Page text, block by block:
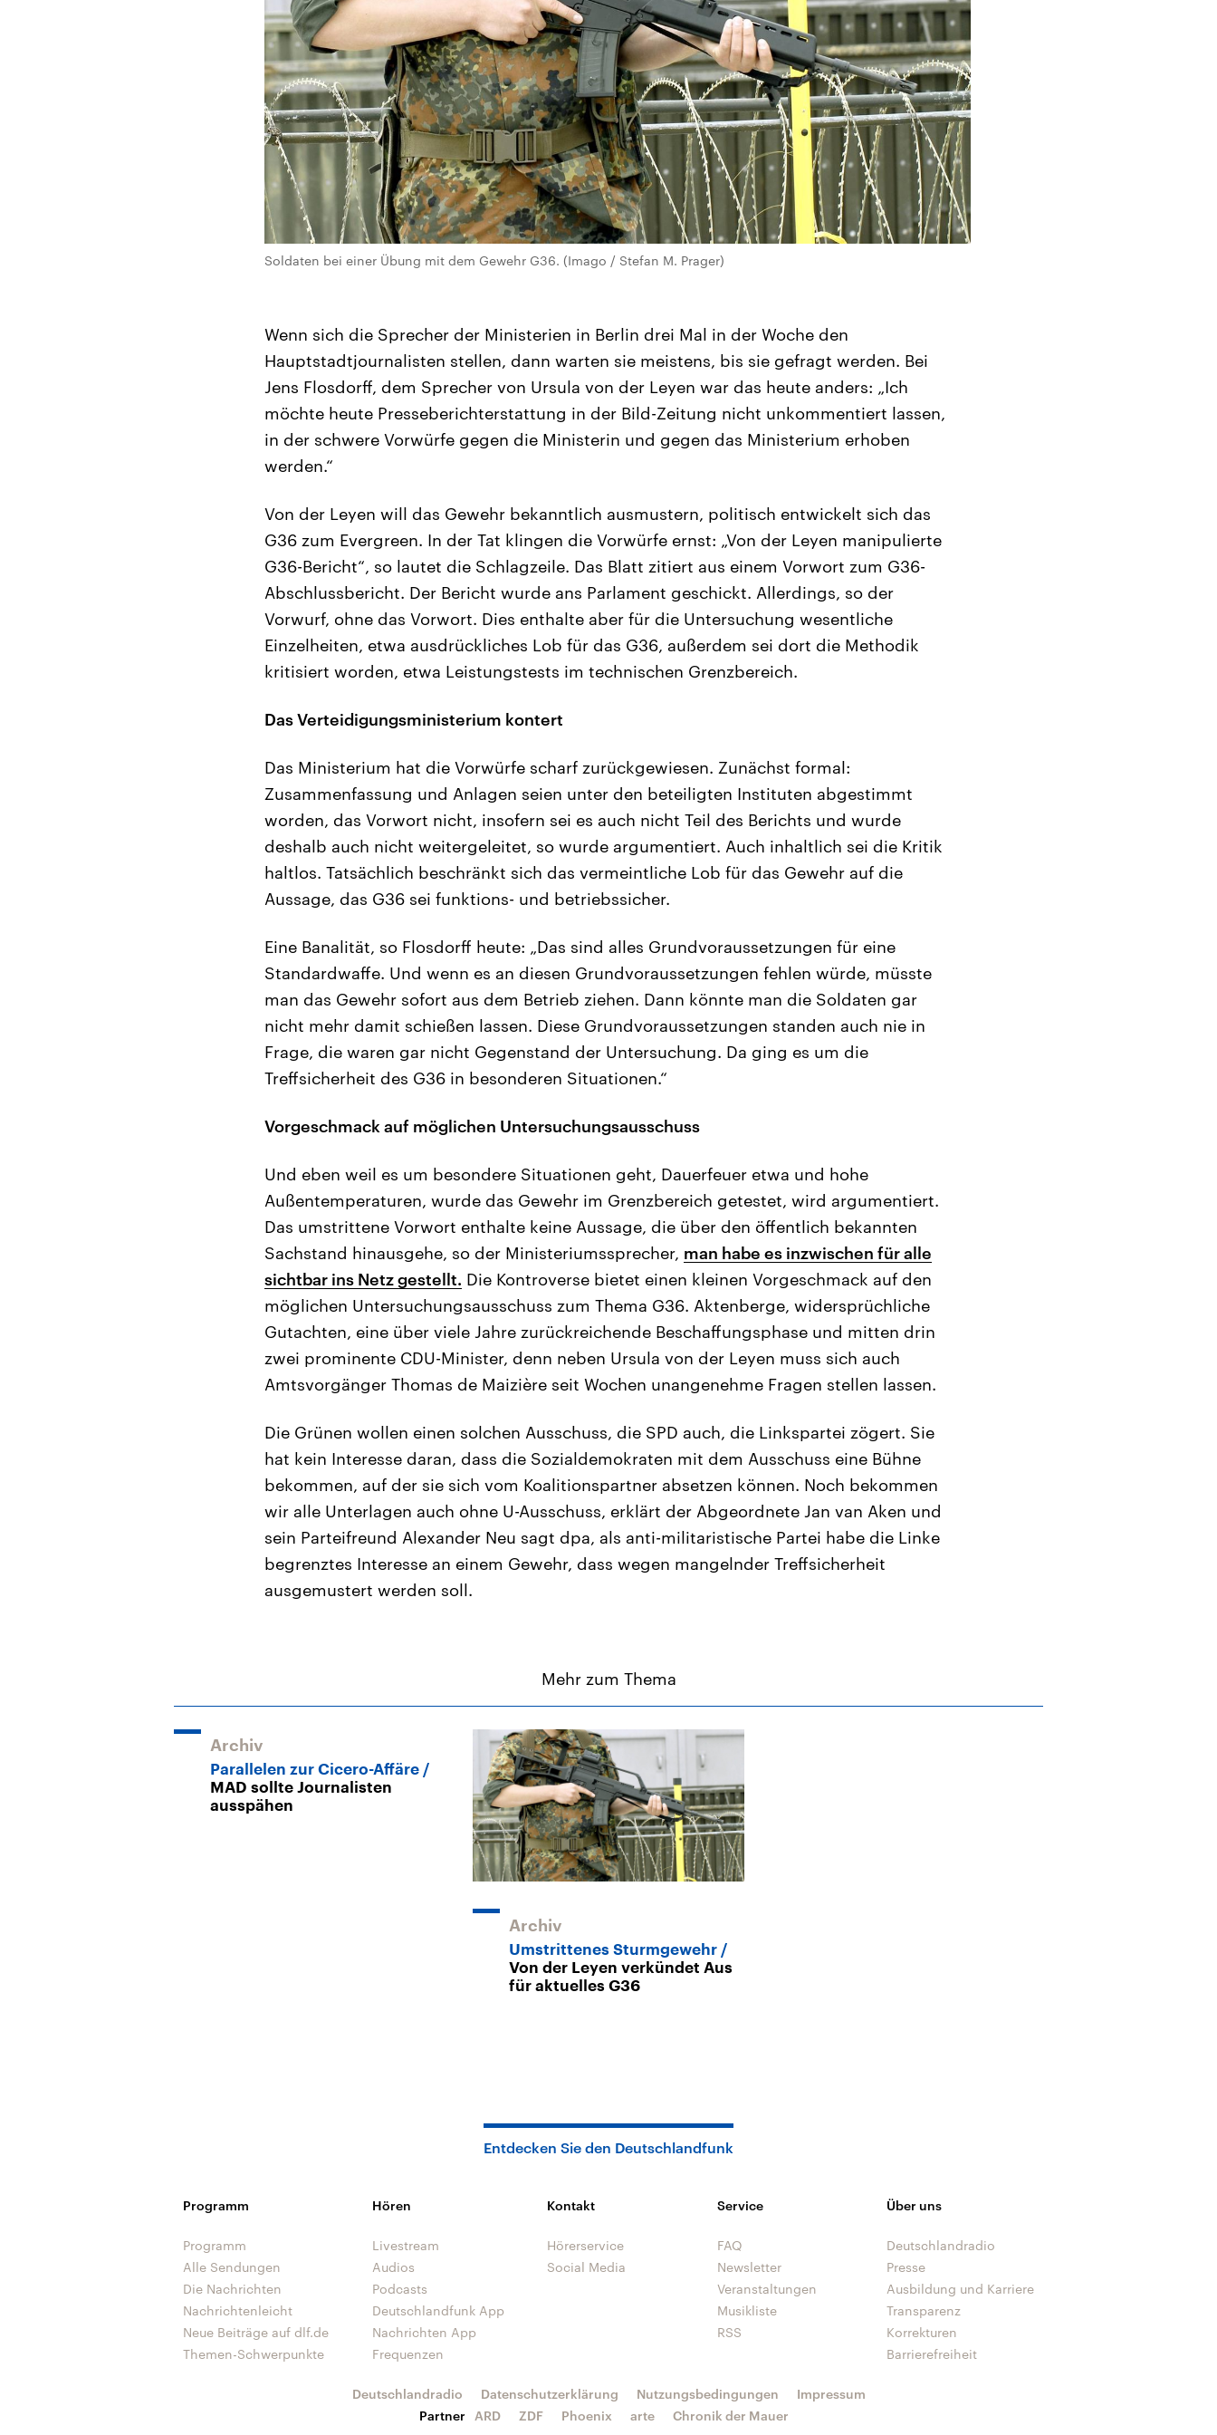
Soldaten bei einer Übung mit dem Gewehr G36. (Imago / Stefan M. Prager)
Wenn sich die Sprecher der Ministerien in Berlin drei Mal in der Woche den
Hauptstadtjournalisten stellen, dann warten sie meistens, bis sie gefragt werden. Bei
Jens Flosdorff, dem Sprecher von Ursula von der Leyen war das heute anders: „Ich
möchte heute Presseberichterstattung in der Bild-Zeitung nicht unkommentiert lassen,
in der schwere Vorwürfe gegen die Ministerin und gegen das Ministerium erhoben
werden.“
Von der Leyen will das Gewehr bekanntlich ausmustern, politisch entwickelt sich das
G36 zum Evergreen. In der Tat klingen die Vorwürfe ernst: „Von der Leyen manipulierte
G36-Bericht“, so lautet die Schlagzeile. Das Blatt zitiert aus einem Vorwort zum G36-
Abschlussbericht. Der Bericht wurde ans Parlament geschickt. Allerdings, so der
Vorwurf, ohne das Vorwort. Dies enthalte aber für die Untersuchung wesentliche
Einzelheiten, etwa ausdrückliches Lob für das G36, außerdem sei dort die Methodik
kritisiert worden, etwa Leistungstests im technischen Grenzbereich.
Das Verteidigungsministerium kontert
Das Ministerium hat die Vorwürfe scharf zurückgewiesen. Zunächst formal:
Zusammenfassung und Anlagen seien unter den beteiligten Instituten abgestimmt
worden, das Vorwort nicht, insofern sei es auch nicht Teil des Berichts und wurde
deshalb auch nicht weitergeleitet, so wurde argumentiert. Auch inhaltlich sei die Kritik
haltlos. Tatsächlich beschränkt sich das vermeintliche Lob für das Gewehr auf die
Aussage, das G36 sei funktions- und betriebssicher.
Eine Banalität, so Flosdorff heute: „Das sind alles Grundvoraussetzungen für eine
Standardwaffe. Und wenn es an diesen Grundvoraussetzungen fehlen würde, müsste
man das Gewehr sofort aus dem Betrieb ziehen. Dann könnte man die Soldaten gar
nicht mehr damit schießen lassen. Diese Grundvoraussetzungen standen auch nie in
Frage, die waren gar nicht Gegenstand der Untersuchung. Da ging es um die
Treffsicherheit des G36 in besonderen Situationen.“
Vorgeschmack auf möglichen Untersuchungsausschuss
Und eben weil es um besondere Situationen geht, Dauerfeuer etwa und hohe
Außentemperaturen, wurde das Gewehr im Grenzbereich getestet, wird argumentiert.
Das umstrittene Vorwort enthalte keine Aussage, die über den öffentlich bekannten
Sachstand hinausgehe, so der Ministeriumssprecher, man habe es inzwischen für alle
sichtbar ins Netz gestellt. Die Kontroverse bietet einen kleinen Vorgeschmack auf den
möglichen Untersuchungsausschuss zum Thema G36. Aktenberge, widersprüchliche
Gutachten, eine über viele Jahre zurückreichende Beschaffungsphase und mitten drin
zwei prominente CDU-Minister, denn neben Ursula von der Leyen muss sich auch
Amtsvorgänger Thomas de Maizière seit Wochen unangenehme Fragen stellen lassen.
Die Grünen wollen einen solchen Ausschuss, die SPD auch, die Linkspartei zögert. Sie
hat kein Interesse daran, dass die Sozialdemokraten mit dem Ausschuss eine Bühne
bekommen, auf der sie sich vom Koalitionspartner absetzen können. Noch bekommen
wir alle Unterlagen auch ohne U-Ausschuss, erklärt der Abgeordnete Jan van Aken und
sein Parteifreund Alexander Neu sagt dpa, als anti-militaristische Partei habe die Linke
begrenztes Interesse an einem Gewehr, dass wegen mangelnder Treffsicherheit
ausgemustert werden soll.
Mehr zum Thema
Archiv
Parallelen zur Cicero-Affäre
MAD sollte Journalisten
ausspähen
Archiv
Umstrittenes Sturmgewehr
Von der Leyen verkündet Aus
für aktuelles G36
Entdecken Sie den Deutschlandfunk
Programm
Programm
Alle Sendungen
Die Nachrichten
Nachrichtenleicht
Neue Beiträge auf dlf.de
Themen-Schwerpunkte
Hören
Livestream
Audios
Podcasts
Deutschlandfunk App
Nachrichten App
Frequenzen
Kontakt
Hörerservice
Social Media
Service
FAQ
Newsletter
Veranstaltungen
Musikliste
RSS
Über uns
Deutschlandradio
Presse
Ausbildung und Karriere
Transparenz
Korrekturen
Barrierefreiheit
Deutschlandradio Datenschutzerklärung Nutzungsbedingungen
Impressum
Partner
ARD ZDF Phoenix arte Chronik der Mauer